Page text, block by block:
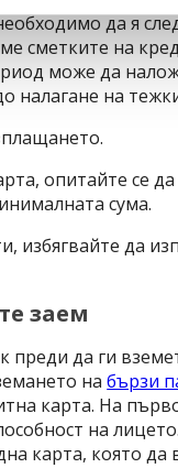
да я
сметките на
може да
налагане на
опитайте се да
сума.
избягвайте да
заем
преди да ги
набързи
карта. На
на
карта, която да